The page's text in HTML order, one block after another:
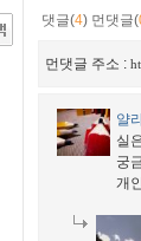
댓글(4) 먼댓글(
먼댓글 주소 :
얄
실
궁
개